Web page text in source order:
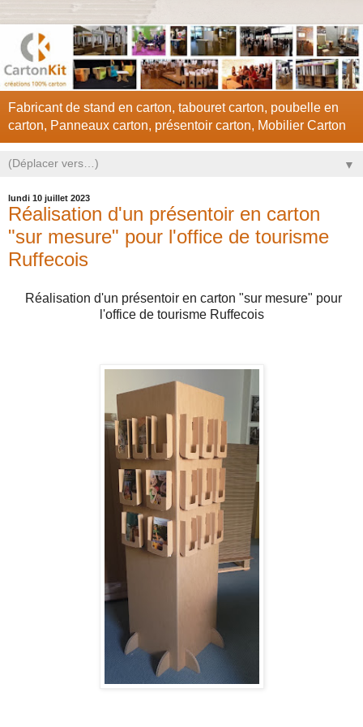
Fabricant de stand en carton, tabouret carton, poubelle en
carton, Panneaux carton, présentoir carton, Mobilier Carton
▼
lundi 10 juillet 2023
Réalisation d'un présentoir en carton
"sur mesure" pour l'office de tourisme
Ruffecois
Réalisation d'un présentoir en carton "sur mesure" pour
l'office de tourisme Ruffecois